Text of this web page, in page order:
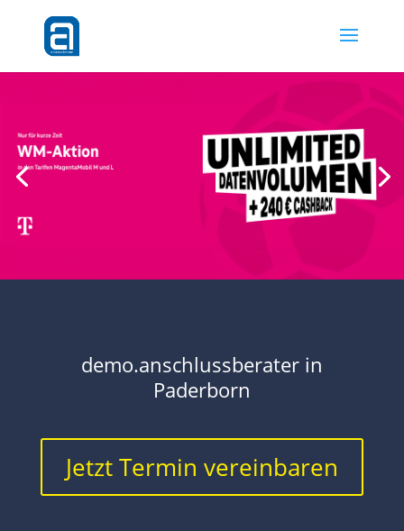
Zum Angebot
demo.anschlussberater in
Paderborn
Jetzt Termin vereinbaren